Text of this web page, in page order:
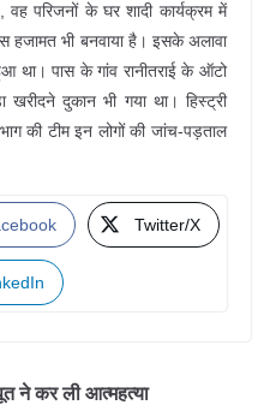
वह परिजनों के घर शादी कार्यक्रम में
हजामत भी बनवाया है। इसके अलावा
था। पास के गांव रानीतराई के ऑटो
खरीदने दुकान भी गया था। हिस्ट्री
की टीम इन लोगों की जांच-पड़ताल
Twitter/X
ने कर ली आत्महत्या